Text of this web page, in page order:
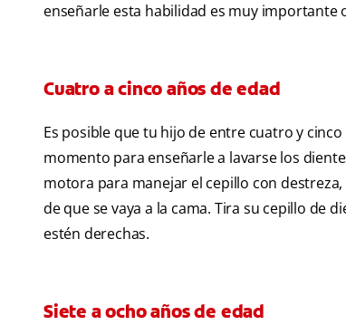
enseñarle esta habilidad es muy
Cuatro a cinco años de edad
Es posible que tu hijo de entre cuatro y
momento para enseñarle a lavarse los
motora para manejar el cepillo con
de que se vaya a la cama. Tira su cepillo de
estén derechas.
Siete a ocho años de edad